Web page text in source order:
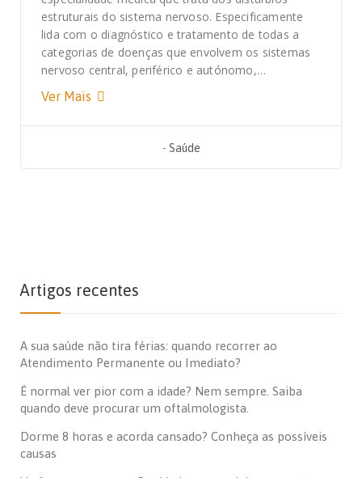
estruturais do sistema nervoso. Especificamente
lida com o diagnóstico e tratamento de todas a
categorias de doenças que envolvem os sistemas
nervoso central, periférico e autónomo,…
Ver Mais
- Saúde
Artigos recentes
A sua saúde não tira férias: quando recorrer ao
Atendimento Permanente ou Imediato?
É normal ver pior com a idade? Nem sempre. Saiba
quando deve procurar um oftalmologista.
Dorme 8 horas e acorda cansado? Conheça as possíveis
causas